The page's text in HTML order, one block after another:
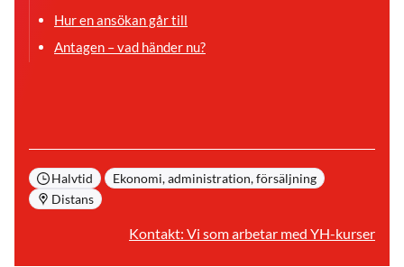
Hur en ansökan går till
Antagen – vad händer nu?
Halvtid
Ekonomi, administration, försäljning
Distans
Kontakt: Vi som arbetar med YH-kurser